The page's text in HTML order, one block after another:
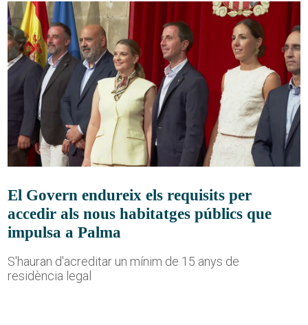
El Govern endureix els requisits per
accedir als nous habitatges públics que
impulsa a Palma
S'hauran d'acreditar un mínim de 15 anys de
residència legal